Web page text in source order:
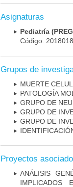
Asignaturas
Pediatría
Código:
Grupos de
MUERTE
PATOLOGÍA
GRUPO DE
GRUPO DE
GRUPO DE
Proyectos
ANÁLISIS
IMPLICADOS